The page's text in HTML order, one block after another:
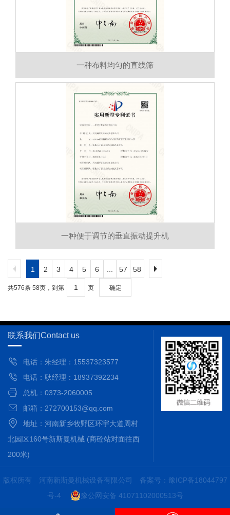
一种布料均匀的直线筛
一种便于调节的垂直振动提升机
1 2 3 4 5 6 57 58
共576条 58页，到第 页 确定
联系我们Contact us
电话：朱经理：15537323577
电话：耿经理：18937392234
总机：0373-2060005
邮箱：272700153@qq.com
地址：河南新乡牧野区环宇大道周村
北园区160号新斯曼机械 (商砼站对面往西
200米)
版权所有 河南新斯曼机械设备有限公司 备案号：豫ICP备18044797
号-4
豫公网安备 41071102000513号